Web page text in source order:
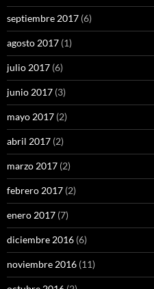
septiembre 2017 (6)
agosto 2017 (1)
julio 2017 (6)
junio 2017 (3)
mayo 2017 (2)
abril 2017 (2)
marzo 2017 (2)
febrero 2017 (2)
enero 2017 (7)
diciembre 2016 (6)
noviembre 2016 (11)